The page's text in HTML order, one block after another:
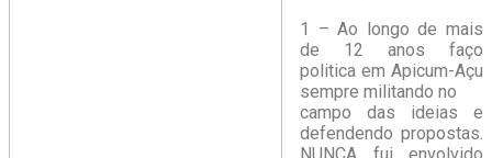
1 – Ao longo de mais
de 12 anos faço
politica em Apicum-Açu
sempre militando no
campo das ideias e
defendendo propostas.